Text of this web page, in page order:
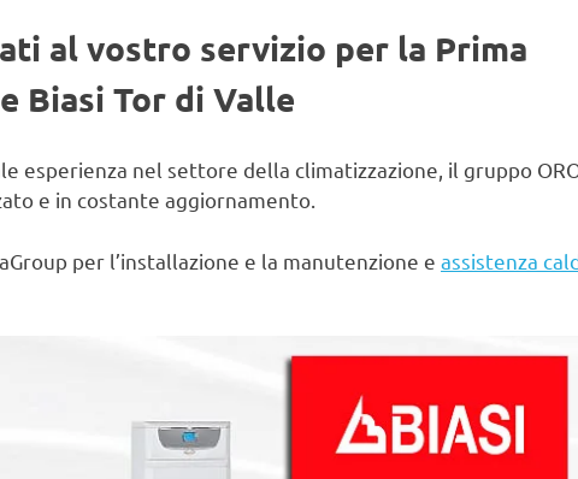
al vostro servizio per la Prima
Biasi Tor di Valle
esperienza nel settore della climatizzazione, il gruppo
e in costante aggiornamento.
per l’installazione e la manutenzione e assistenza